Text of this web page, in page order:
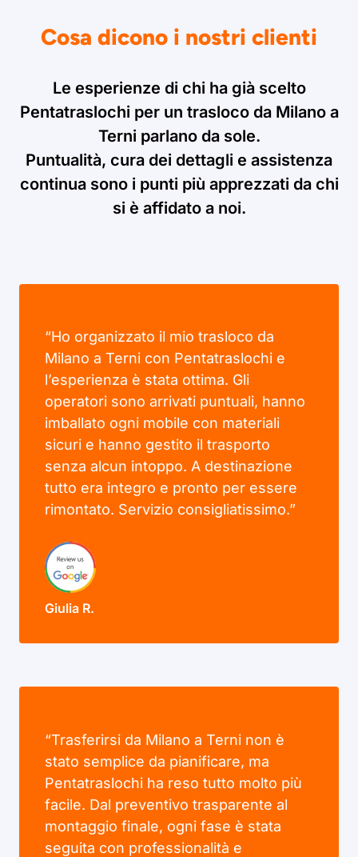
Cosa dicono i nostri clienti
Le esperienze di chi ha già scelto
Pentatraslochi per un trasloco da Milano a
Terni parlano da sole.
Puntualità, cura dei dettagli e assistenza
continua sono i punti più apprezzati da chi
si è affidato a noi.
“Ho organizzato il mio trasloco da
Milano a Terni con Pentatraslochi e
l’esperienza è stata ottima. Gli
operatori sono arrivati puntuali, hanno
imballato ogni mobile con materiali
sicuri e hanno gestito il trasporto
senza alcun intoppo. A destinazione
tutto era integro e pronto per essere
rimontato. Servizio consigliatissimo.”
Giulia R.
“Trasferirsi da Milano a Terni non è
stato semplice da pianificare, ma
Pentatraslochi ha reso tutto molto più
facile. Dal preventivo trasparente al
montaggio finale, ogni fase è stata
seguita con professionalità e